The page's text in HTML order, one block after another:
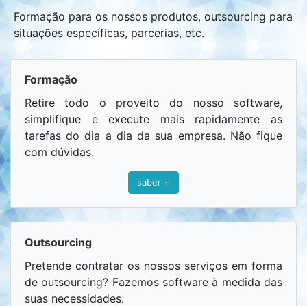
Formação para os nossos produtos, outsourcing para
situações específicas, parcerias, etc.
Formação
Retire todo o proveito do nosso software,
simplifique e execute mais rapidamente as
tarefas do dia a dia da sua empresa. Não fique
com dúvidas.
saber +
Outsourcing
Pretende contratar os nossos serviços em forma
de outsourcing? Fazemos software à medida das
suas necessidades.